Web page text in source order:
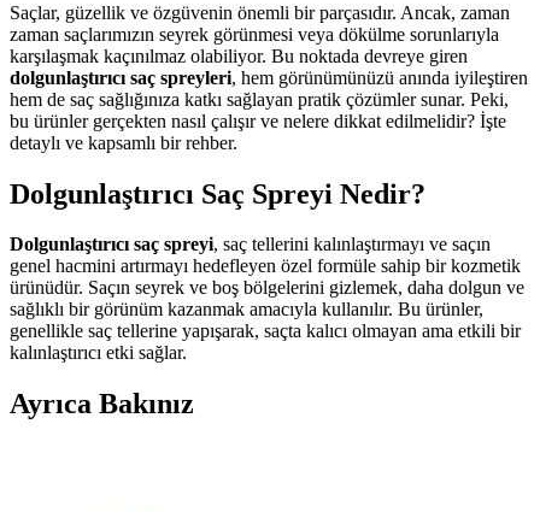
Saçlar, güzellik ve özgüvenin önemli bir parçasıdır. Ancak, zaman
zaman saçlarımızın seyrek görünmesi veya dökülme sorunlarıyla
karşılaşmak kaçınılmaz olabiliyor. Bu noktada devreye giren
dolgunlaştırıcı saç spreyleri, hem görünümünüzü anında iyileştiren
hem de saç sağlığınıza katkı sağlayan pratik çözümler sunar. Peki,
bu ürünler gerçekten nasıl çalışır ve nelere dikkat edilmelidir? İşte
detaylı ve kapsamlı bir rehber.
Dolgunlaştırıcı Saç Spreyi Nedir?
Dolgunlaştırıcı saç spreyi, saç tellerini kalınlaştırmayı ve saçın
genel hacmini artırmayı hedefleyen özel formüle sahip bir kozmetik
ürünüdür. Saçın seyrek ve boş bölgelerini gizlemek, daha dolgun ve
sağlıklı bir görünüm kazanmak amacıyla kullanılır. Bu ürünler,
genellikle saç tellerine yapışarak, saçta kalıcı olmayan ama etkili bir
kalınlaştırıcı etki sağlar.
Ayrıca Bakınız